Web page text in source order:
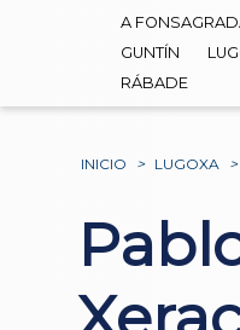
A
GUNTÍN
RÁBADE
INICIO > LUGOXA >